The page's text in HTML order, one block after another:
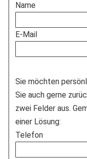
Name
E-Mail
Sie möchten
Sie auch gerne
zwei Felder aus.
einer Lösung:
Telefon